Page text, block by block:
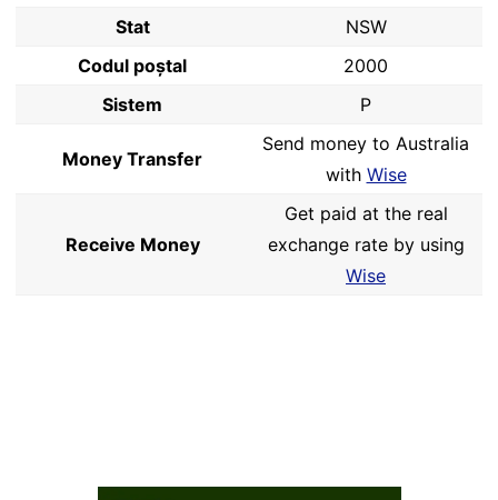
Stat
NSW
Codul poştal
2000
Sistem
P
Money Transfer
Send money to Australia
with Wise
Receive Money
Get paid at the real
exchange rate by using
Wise